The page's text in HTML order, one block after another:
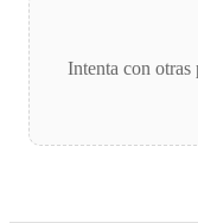
Intenta con otras